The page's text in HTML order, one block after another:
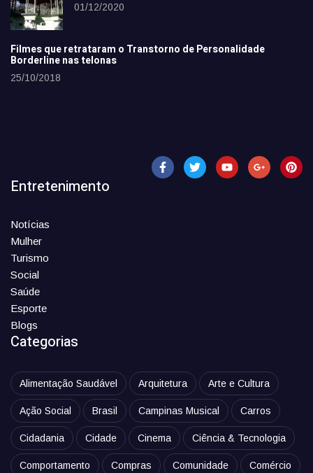
01/12/2020
Filmes que retrataram o Transtorno de Personalidade
Borderline nas telonas
25/10/2018
Entretenimento
Notícias
Mulher
Turismo
Social
Saúde
Esporte
Blogs
Categorias
Alimentação Saudável Arquitetura Arte e Cultura
Ação Social Brasil Campinas Musical Carros
Cidadania Cidade Cinema Ciência & Tecnologia
Comportamento Compras Comunidade Comércio